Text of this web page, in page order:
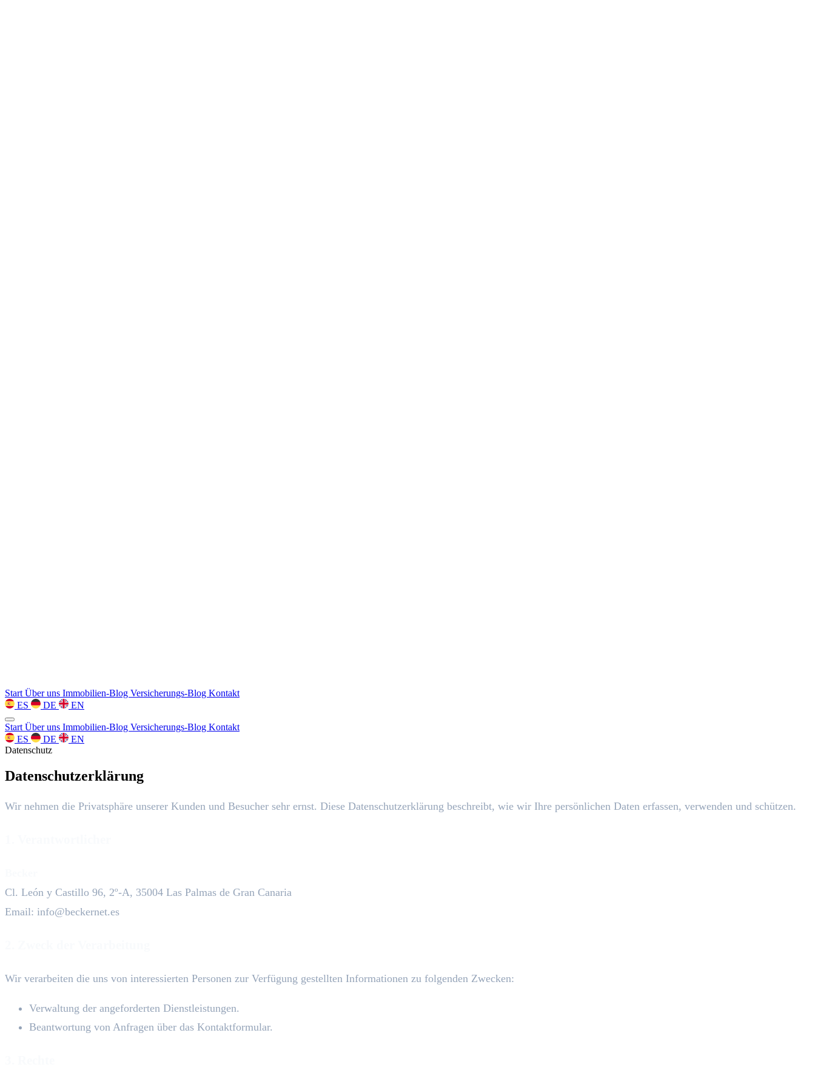
Start Über uns Immobilien-Blog Versicherungs-Blog Kontakt
ES
DE EN
Start Über uns Immobilien-Blog Versicherungs-Blog Kontakt
ES
DE
EN
Datenschutz
Datenschutzerklärung
Wir nehmen die Privatsphäre unserer Kunden und Besucher sehr ernst. Diese Datenschutzerklärung beschreibt, wie wir Ihre persönlichen Daten erfassen, verwenden und schützen.
Cl. León y Castillo 96, 2º-A, 35004 Las Palmas de Gran Canaria
Email: info@beckernet.es
Wir verarbeiten die uns von interessierten Personen zur Verfügung gestellten Informationen zu folgenden Zwecken:
Verwaltung der angeforderten Dienstleistungen.
Beantwortung von Anfragen über das Kontaktformular.